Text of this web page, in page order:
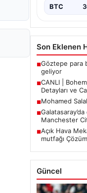
BTC
Son Eklenen
■Göztepe para
geliyor
■CANLI |
Detayları ve
■Mohamed
■
Manchester
■Açık Hava
mutfağı
Güncel